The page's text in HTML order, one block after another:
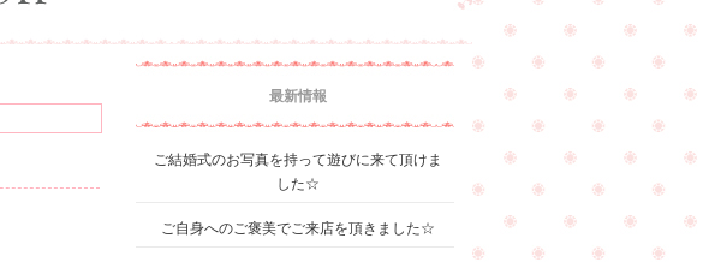
最新情報
ご結婚式のお写真を持って遊びに来て頂けま
した☆
ご自身へのご褒美でご来店を頂きました☆